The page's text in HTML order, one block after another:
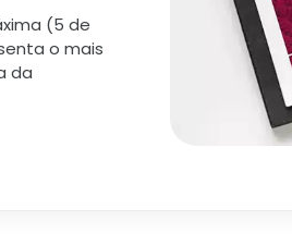
(5 de
o mais
da